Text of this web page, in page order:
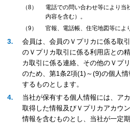
8
電話での問い合わせ等により当
内容を含む）。
9
官報、電話帳、住宅地図等によ
3
会員は、会員のＶプリカに係る取
のＶプリカ取引に係る利用店との
カ取引に係る連絡、その他のＶプ
のため、第1条2項(1)～(9)の個人
するものとします。
4
当社が保有する個人情報には、ア
取得した情報及びＶプリカアカウ
情報を含むものとし、当社が一定